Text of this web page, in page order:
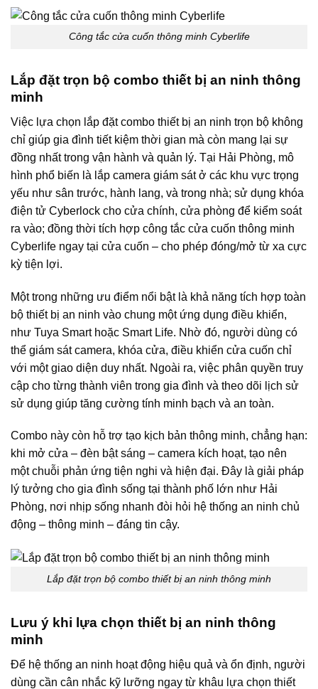
Công tắc cửa cuốn thông minh Cyberlife
Lắp đặt trọn bộ combo thiết bị an ninh thông
minh
Việc lựa chọn lắp đặt combo thiết bị an ninh trọn bộ không
chỉ giúp gia đình tiết kiệm thời gian mà còn mang lại sự
đồng nhất trong vận hành và quản lý. Tại Hải Phòng, mô
hình phổ biến là lắp camera giám sát ở các khu vực trọng
yếu như sân trước, hành lang, và trong nhà; sử dụng khóa
điện tử Cyberlock cho cửa chính, cửa phòng để kiểm soát
ra vào; đồng thời tích hợp công tắc cửa cuốn thông minh
Cyberlife ngay tại cửa cuốn – cho phép đóng/mở từ xa cực
kỳ tiện lợi.
Một trong những ưu điểm nổi bật là khả năng tích hợp toàn
bộ thiết bị an ninh vào chung một ứng dụng điều khiển,
như Tuya Smart hoặc Smart Life. Nhờ đó, người dùng có
thể giám sát camera, khóa cửa, điều khiển cửa cuốn chỉ
với một giao diện duy nhất. Ngoài ra, việc phân quyền truy
cập cho từng thành viên trong gia đình và theo dõi lịch sử
sử dụng giúp tăng cường tính minh bạch và an toàn.
Combo này còn hỗ trợ tạo kịch bản thông minh, chẳng hạn:
khi mở cửa – đèn bật sáng – camera kích hoạt, tạo nên
một chuỗi phản ứng tiện nghi và hiện đại. Đây là giải pháp
lý tưởng cho gia đình sống tại thành phố lớn như Hải
Phòng, nơi nhịp sống nhanh đòi hỏi hệ thống an ninh chủ
động – thông minh – đáng tin cậy.
Lắp đặt trọn bộ combo thiết bị an ninh thông minh
Lưu ý khi lựa chọn thiết bị an ninh thông
minh
Để hệ thống an ninh hoạt động hiệu quả và ổn định, người
dùng cần cân nhắc kỹ lưỡng ngay từ khâu lựa chọn thiết